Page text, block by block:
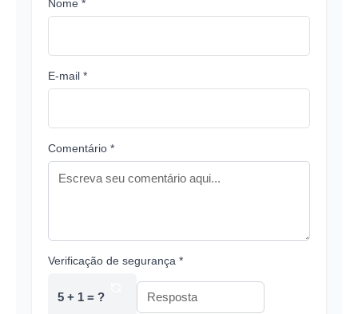
Nome *
E-mail *
Comentário *
Verificação de segurança *
5 + 1 = ?